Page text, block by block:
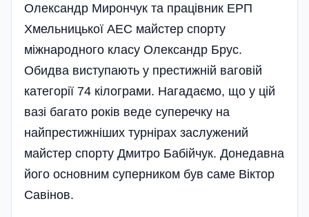
Олександр Мирончук та працівник ЕРП
Хмельницької АЕС майстер спорту
міжнародного класу Олександр Брус.
Обидва виступають у престижній ваговій
категорії 74 кілограми. Нагадаємо, що у цій
вазі багато років веде суперечку на
найпрестижніших турнірах заслужений
майстер спорту Дмитро Бабійчук. Донедавна
його основним суперником був саме Віктор
Савінов.